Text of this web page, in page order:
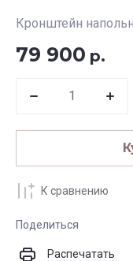
Кронштейн
79 900 р.
К сравнению
Поделиться
Распечатать